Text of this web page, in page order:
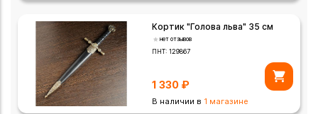
Кортик "Голова льва" 35 см
нет отзывов
ПНТ:129867
1 330 ₽
В наличии в 1 магазине